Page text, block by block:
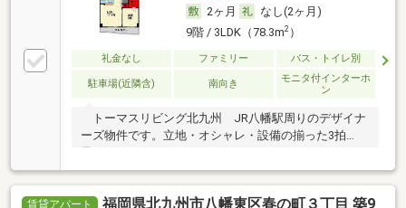
2ヶ月
なし(2ヶ月)
9階 / 3LDK（78.3m2）
礼金なし ファミリー バス・トイレ別
駐車場(近隣含) 南向き
モニタ付インターホ
ン
トーマスリビング北九州 JR八幡駅周りのデザイナ
ーズ物件です。立地・オシャレ・設備の揃った3拍
子。
賃貸アパート
福岡県北九州市八幡東区春の町３丁目 築9